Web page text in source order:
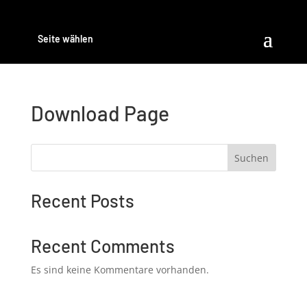
Seite wählen
Download Page
Suchen
Recent Posts
Recent Comments
Es sind keine Kommentare vorhanden.